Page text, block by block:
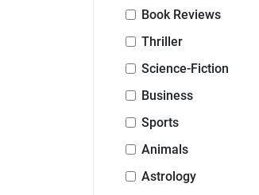
Book Reviews
Thriller
Science-Fiction
Business
Sports
Animals
Astrology